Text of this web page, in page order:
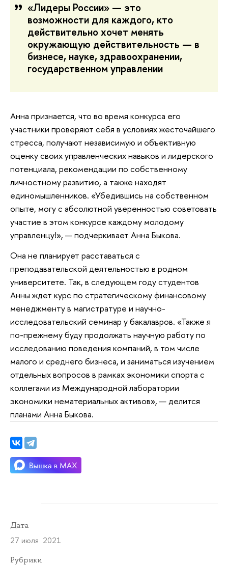
«Лидеры России» — это
возможности для каждого, кто
действительно хочет менять
окружающую действительность — в
бизнесе, науке, здравоохранении,
государственном управлении
Анна признается, что во время конкурса его
участники проверяют себя в условиях жесточайшего
стресса, получают независимую и объективную
оценку своих управленческих навыков и лидерского
потенциала, рекомендации по собственному
личностному развитию, а также находят
единомышленников. «Убедившись на собственном
опыте, могу с абсолютной уверенностью советовать
участие в этом конкурсе каждому молодому
управленцу!», — подчеркивает Анна Быкова.
Она не планирует расставаться с
преподавательской деятельностью в родном
университете. Так, в следующем году студентов
Анны ждет курс по стратегическому финансовому
менеджменту в магистратуре и научно-
исследовательский семинар у бакалавров. «Также я
по-прежнему буду продолжать научную работу по
исследованию поведения компаний, в том числе
малого и среднего бизнеса, и заниматься изучением
отдельных вопросов в рамках экономики спорта с
коллегами из Международной лаборатории
экономики нематериальных активов», — делится
планами Анна Быкова.
Дата
27 июля 2021
Рубрики